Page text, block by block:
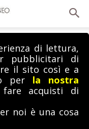
di lettura,
pubblicitari di
il sito così e a
per la nostra
acquisti di
noi è una cosa